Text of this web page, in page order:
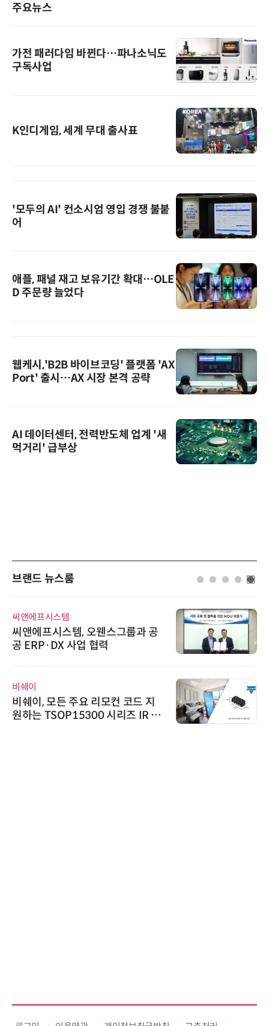
주요뉴스
가전 패러다임 바뀐다…파나소닉도
구독사업
K인디게임, 세계 무대 출사표
'모두의 AI' 컨소시엄 영입 경쟁 불붙
어
애플, 패널 재고 보유기간 확대…OLE
D 주문량 늘었다
웹케시,'B2B 바이브코딩' 플랫폼 'AX
Port' 출시…AX 시장 본격 공략
AI 데이터센터, 전력반도체 업계 '새
먹거리' 급부상
브랜드 뉴스룸
씨앤에프시스템
씨앤에프시스템, 오웬스그룹과 공
공 ERP·DX 사업 협력
비쉐이
비쉐이, 모든 주요 리모컨 코드 지
원하는 TSOP15300 시리즈 IR 수